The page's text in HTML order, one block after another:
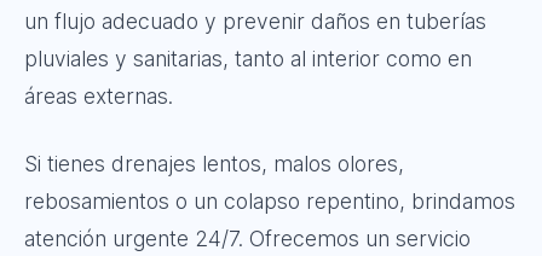
un flujo adecuado y prevenir daños en tuberías
pluviales y sanitarias, tanto al interior como en
áreas externas.
Si tienes drenajes lentos, malos olores,
rebosamientos o un colapso repentino, brindamos
atención urgente 24/7. Ofrecemos un servicio